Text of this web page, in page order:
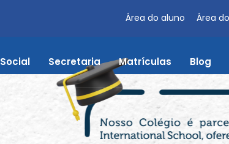
Área do aluno Área
Social Secretaria Matrículas Blog